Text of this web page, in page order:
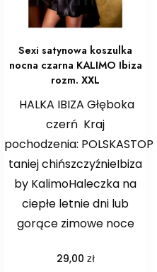
Sexi satynowa koszulka
nocna czarna KALIMO Ibiza
rozm. XXL
HALKA IBIZA Głęboka
czerń Kraj
pochodzenia: POLSKASTOP
taniej chińszczyźnieIbiza
by KalimoHaleczka na
ciepłe letnie dni lub
gorące zimowe noce
29,00 zł